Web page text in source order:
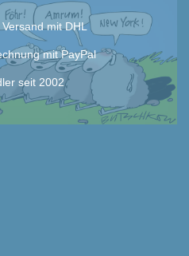
mit DHL
mit PayPal
seit 2002